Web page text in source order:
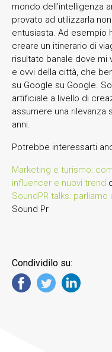
mondo dell’intelligenza
provato ad utilizzarla
entusiasta. Ad esempio
creare un itinerario di
risultato banale dove mi
e ovvi della città, che
su Google su Google.
artificiale a livello di
assumere una
anni.
Potrebbe interessarti
Marketing e turismo:
influencer e nuovi trend
SoundPR talks:
Sound Pr
Condividilo su: